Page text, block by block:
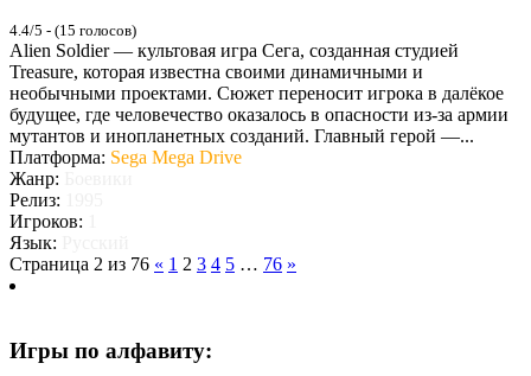
4.4/5 - (15 голосов)
Alien Soldier — культовая игра Сега, созданная студией
Treasure, которая известна своими динамичными и
необычными проектами. Сюжет переносит игрока в далёкое
будущее, где человечество оказалось в опасности из-за армии
мутантов и инопланетных созданий. Главный герой —...
Платформа: Sega Mega Drive
Жанр:
Релиз:
Игроков:
Язык:
Страница 2 из 76 « 1 2 3 4 5 … 76 »
Игры по алфавиту: